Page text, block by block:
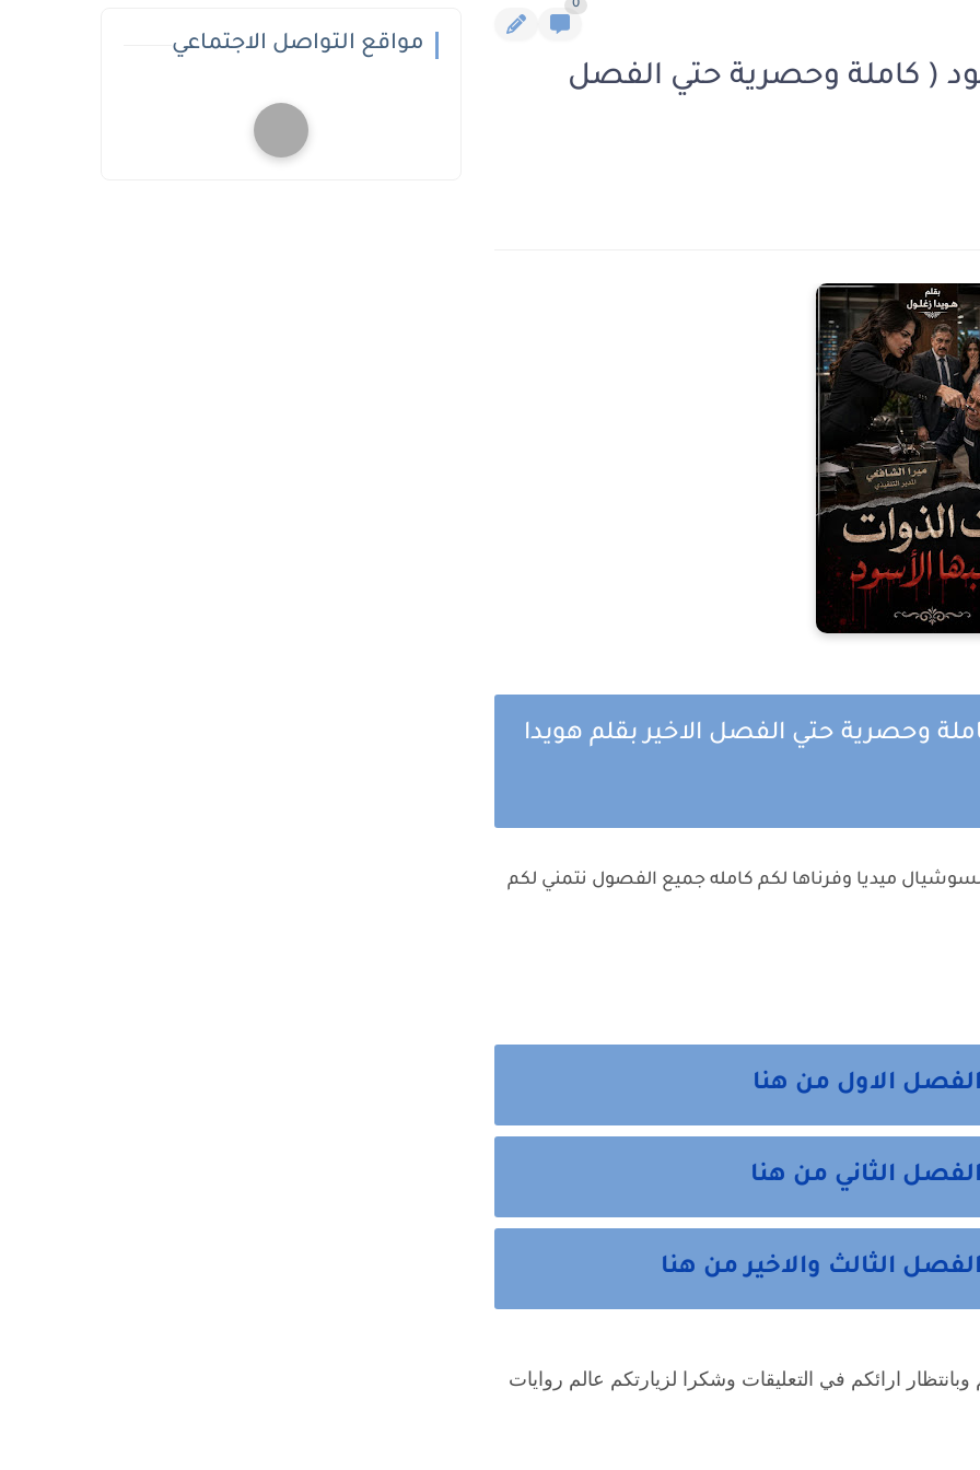
0
( كاملة وحصرية حتي الفصل
وحصرية حتي الفصل الاخير بقلم هويدا
ميديا وفرناها لكم كامله جميع الفصول نتمني لكم
الاول من هنا
الثاني من هنا
الثالث والاخير من هنا
ارائكم في التعليقات وشكرا لزيارتكم عالم روايات
مواقع التواصل الاجتماعي